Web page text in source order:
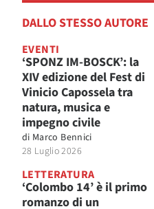
DALLO STESSO AUTORE
EVENTI
‘SPONZ IM-BOSCK’: la
XIV edizione del Fest di
Vinicio Capossela tra
natura, musica e
impegno civile
di Marco Bennici
28 Luglio 2026
LETTERATURA
‘Colombo 14’ è il primo
romanzo di un